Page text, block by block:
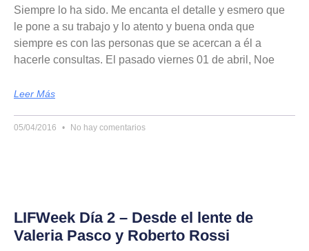
Siempre lo ha sido. Me encanta el detalle y esmero que
le pone a su trabajo y lo atento y buena onda que
siempre es con las personas que se acercan a él a
hacerle consultas. El pasado viernes 01 de abril, Noe
Leer Más
05/04/2016 No hay comentarios
LIFWeek Día 2 – Desde el lente de
Valeria Pasco y Roberto Rossi